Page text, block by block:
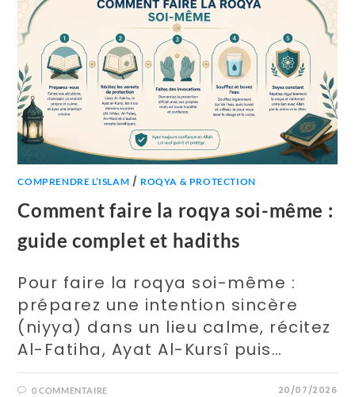
COMPRENDRE L’ISLAM / ROQYA & PROTECTION
Comment faire la roqya soi-même :
guide complet et hadiths
Pour faire la roqya soi-même :
préparez une intention sincère
(niyya) dans un lieu calme, récitez
Al-Fatiha, Ayat Al-Kursî puis…
0 COMMENTAIRE 20/07/2026